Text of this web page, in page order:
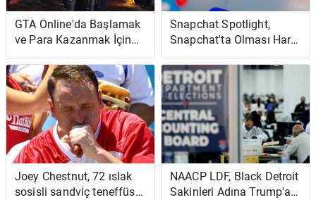
GTA Online'da Başlamak
ve Para Kazanmak İçin
İpuçları
Snapchat Spotlight,
Snapchat'ta Olması Hariç
TikTok'tur
Joey Chestnut, 72 ıslak
sosisli sandviç teneffüs
NAACP LDF, Black Detroit
Sakinleri Adına Trump'a